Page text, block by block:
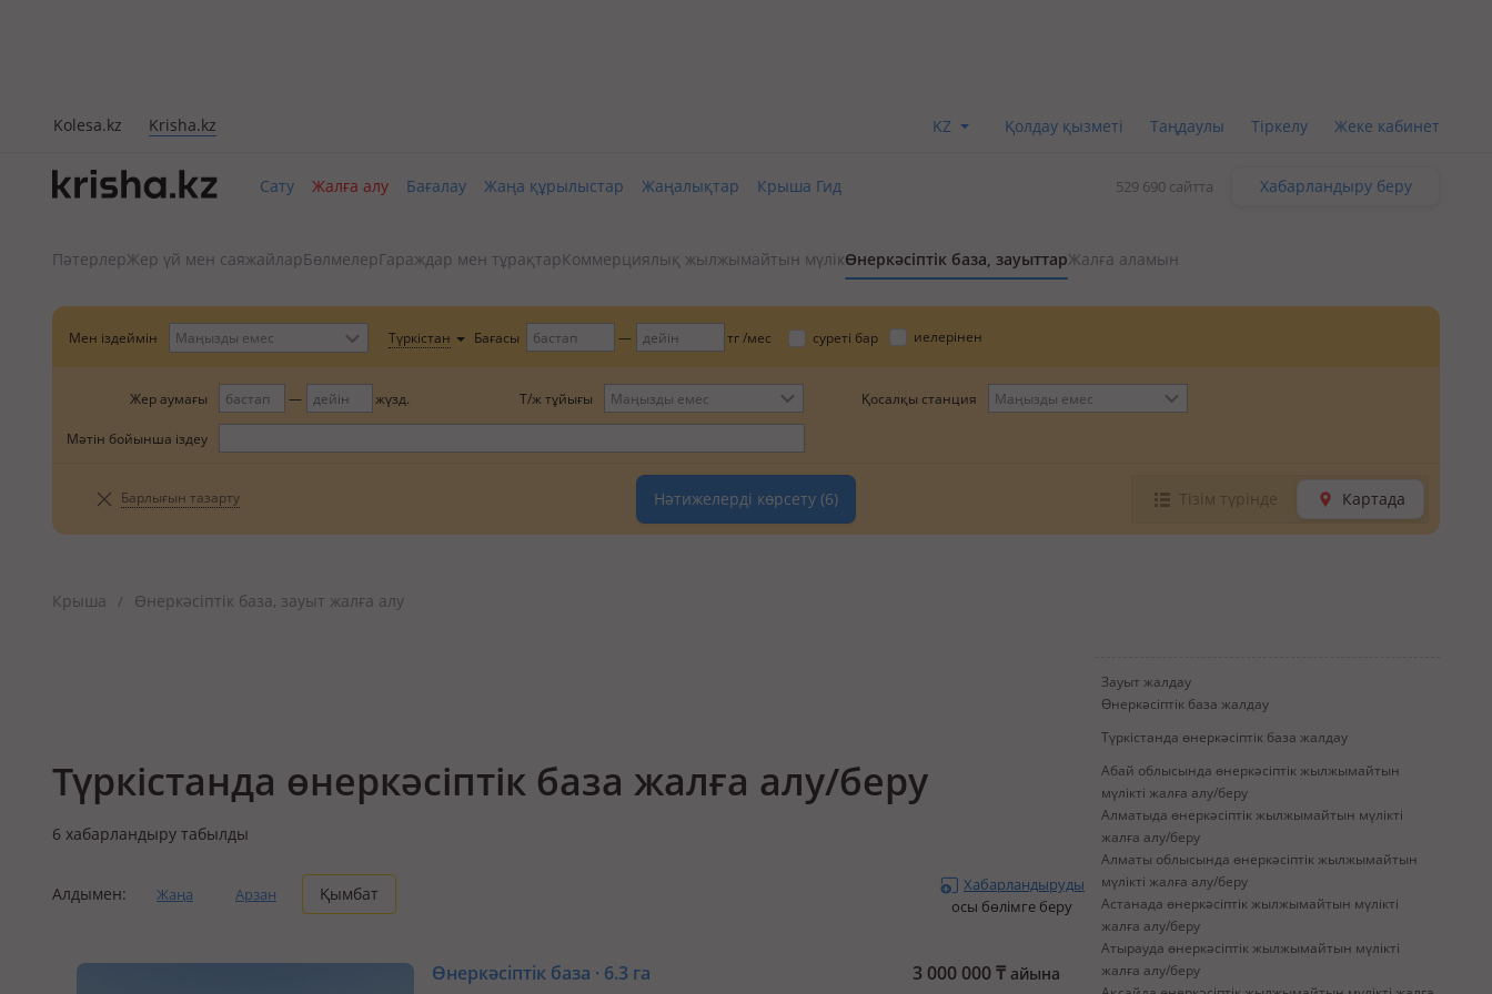
Kolesa.kz Krisha.kz KZ Қолдау қызметі Таңдаулы Тіркелу Жеке кабинет
Сату Жалға алу Бағалау Жаңа құрылыстар Жаңалықтар Крыша Гид 529 690 сайтта Хабарландыру беру
ПәтерлерЖер үй мен саяжайларБөлмелерГараждар мен тұрақтарКоммерциялық жылжымайтын мүлікӨнеркәсіптік база, зауыттарЖалға аламын
Мен іздеймін Маңызды емес Түркістан Бағасы тг /мес суреті бар иелерінен
Жер аумағы жүзд. Т/ж тұйығы Қосалқы станция
Мәтін бойынша іздеу
Барлығын тазарту Нәтижелерді көрсету (6) Тізім түрінде Картада
Крыша / Өнеркәсіптік база, зауыт жалға алу
Түркістанда өнеркәсіптік база жалға алу/беру
6 хабарландыру табылды
Алдымен: Жаңа Арзан Қымбат
Хабарландыруды
осы бөлімге беру
Өнеркәсіптік база · 6.3 га 3 000 000₸ айына
Зауыт жалдау
Өнеркәсіптік база жалдау
Түркістанда өнеркәсіптік база жалдау
Абай облысында өнеркәсіптік жылжымайтын
мүлікті жалға алу/беру
Алматыда өнеркәсіптік жылжымайтын мүлікті
жалға алу/беру
Алматы облысында өнеркәсіптік жылжымайтын
мүлікті жалға алу/беру
Астанада өнеркәсіптік жылжымайтын мүлікті
жалға алу/беру
Атырауда өнеркәсіптік жылжымайтын мүлікті
жалға алу/беру